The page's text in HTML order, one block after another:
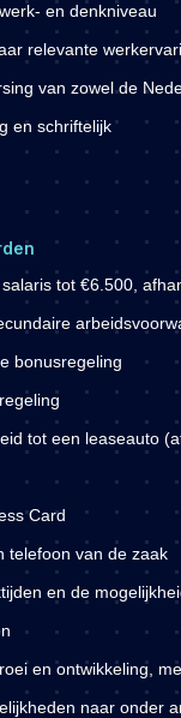
en denkniveau
relevante
van zowel de
en schriftelijk
tot €6.500 ,
bonusregeling
tot een leaseauto
Card
telefoon van de zaak
en de
en ontwikkeling,
naar onder